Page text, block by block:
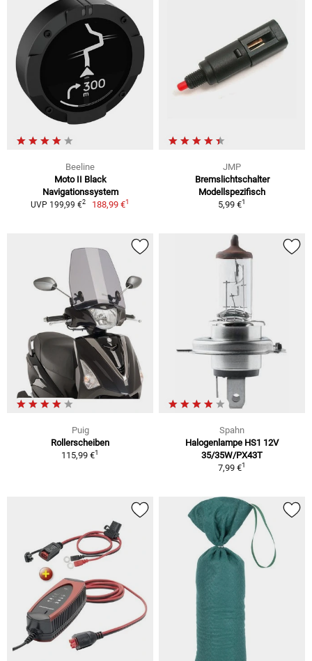
Beeline
Moto II Black
Navigationssystem
UVP 199,99 €2 188,99 €1
JMP
Bremslichtschalter
Modellspezifisch
5,99 €1
Puig
Rollerscheiben
115,99 €1
Spahn
Halogenlampe HS1 12V
35/35W/PX43T
7,99 €1